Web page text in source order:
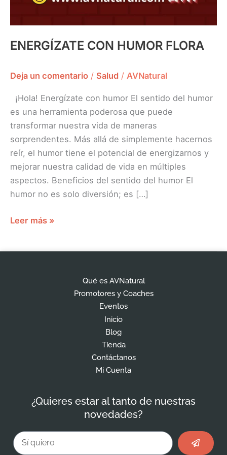
ENERGÍZATE CON HUMOR FLORA
Deja un comentario / Salud / AVNatural
¡Hola! Energízate con humor El sentido del humor
es una herramienta poderosa que puede
transformar nuestra vida de maneras
sorprendentes. Más allá de simplemente hacernos
reír, el humor tiene el potencial de energizarnos y
mejorar nuestra calidad de vida en múltiples
aspectos. Beneficios del sentido del humor El
humor no es solo diversión; es […]
Leer más »
Qué es AVNatural
Promotores y Coaches
Eventos
Inicio
Blog
Tienda
Contáctanos
Mi Cuenta
¿Quieres estar al tanto de nuestras
novedades?
Email Enviar